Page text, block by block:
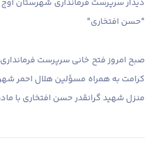
دیدار سرپرست فرمانداری شهرستان
"حسن افتخاری"
صبح امروز فتح خانی سرپرست
کرامت به همراه مسؤلین هلال احمر
منزل شهید گرانقدر حسن افتخاری با